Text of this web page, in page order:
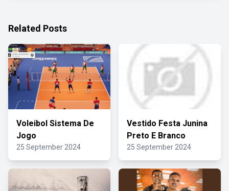
Related Posts
Voleibol Sistema De
Jogo
25 September 2024
Vestido Festa Junina
Preto E Branco
25 September 2024